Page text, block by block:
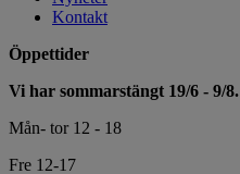
Kontakt
Öppettider
Vi har sommarstängt 19/6 - 9/8.
Mån- tor 12 - 18
Fre 12-17